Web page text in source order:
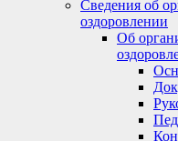
Сведения об
оздоровлении
Об